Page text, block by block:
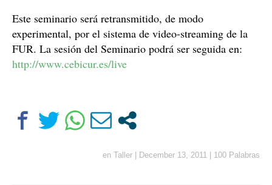
Este seminario será retransmitido, de modo
experimental, por el sistema de video-streaming de la
FUR. La sesión del Seminario podrá ser seguida en:
http://www.cebicur.es/live
en Taller December 13, 2011 100 Palabras